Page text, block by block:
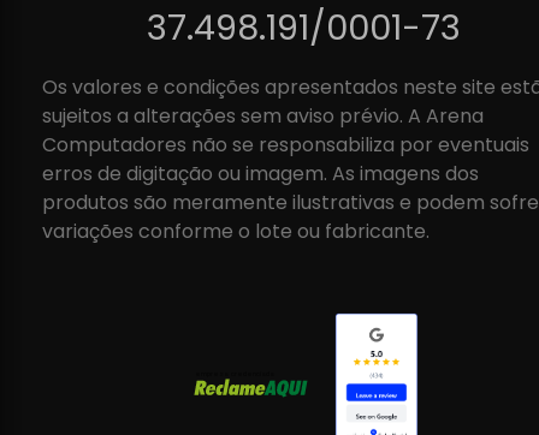
37.498.191/0001-73
Os valores e condições apresentados neste site
sujeitos a alterações sem aviso prévio. A Arena
Computadores não se responsabiliza por eventuais
erros de digitação ou imagem. As imagens dos
produtos são meramente ilustrativas e podem
variações conforme o lote ou fabricante.